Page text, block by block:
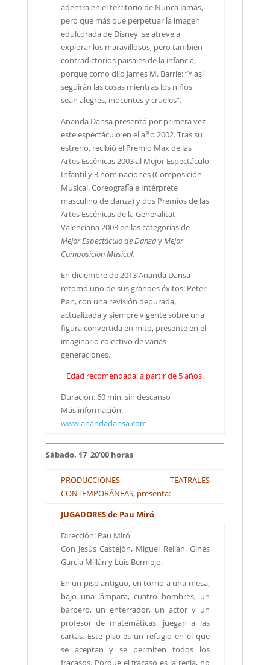
adentra en el territorio de Nunca Jamás,
pero que más que perpetuar la imagen
edulcorada de Disney, se atreve a
explorar los maravillosos, pero también
contradictorios paisajes de la infancia,
porque como dijo James M. Barrie: “Y así
seguirán las cosas mientras los niños
sean alegres, inocentes y crueles”.
Ananda Dansa presentó por primera vez
este espectáculo en el año 2002. Tras su
estreno, recibió el Premio Max de las
Artes Escénicas 2003 al Mejor Espectáculo
Infantil y 3 nominaciones (Composición
Musical, Coreografía e Intérprete
masculino de danza) y dos Premios de las
Artes Escénicas de la Generalitat
Valenciana 2003 en las categorías de
Mejor Espectáculo de Danzay Mejor
Composición Musical.
En diciembre de 2013 Ananda Dansa
retomó uno de sus grandes éxitos: Peter
Pan, con una revisión depurada,
actualizada y siempre vigente sobre una
figura convertida en mito, presente en el
imaginario colectivo de varias
generaciones.
Edad recomendada: a partir de 5 años.
Duración: 60 min. sin descanso
Más información:
www.anandadansa.com
Sábado, 17 20’00 horas
PRODUCCIONES TEATRALES
CONTEMPORÁNEAS, presenta:
JUGADORESde Pau Miró
Dirección: Pau Miró
Con Jesús Castejón, Miguel Rellán, Ginés
García Millán y Luis Bermejo.
En un piso antiguo, en torno a una mesa,
bajo una lámpara, cuatro hombres, un
barbero, un enterrador, un actor y un
profesor de matemáticas, juegan a las
cartas. Este piso es un refugio en el que
se aceptan y se permiten todos los
fracasos. Porque el fracaso es la regla, no